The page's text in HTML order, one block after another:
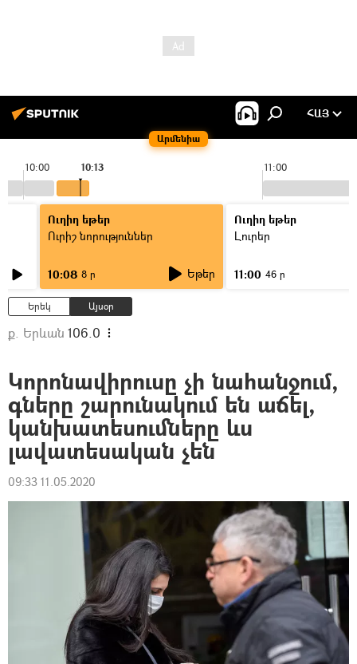
Արմենիա
ՀԱՅ
10:00 11:00
10:13
Ուղիղ եթեր
Ուրիշ նորություններ
10:08 8 ր Եթեր
Ուղիղ եթեր
Լուրեր
11:00 46 ր
Երեկ Այսօր
ք. Երևան 106.0
Կորոնավիրուսը չի նահանջում,
գները շարունակում են աճել,
կանխատեսումները ևս
լավատեսական չեն
09:33 11.05.2020